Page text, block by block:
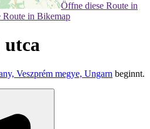
Öffne diese Route in
Route in Bikemap
Veszprém megye, Ungarn beginnt.